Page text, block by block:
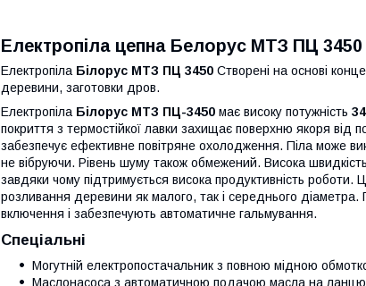
Електропіла цепна Белорус МТЗ ПЦ 3450
Електропіла Білорус МТЗ ПЦ 3450 Створені на основі
деревини, заготовки дров.
Електропіла Білорус МТЗ ПЦ-3450 має високу потужність
покриття з термостійкої лавки захищає поверхню якоря від
забезпечує ефективне повітряне охолодження. Піла може
не вібруючи. Рівень шуму також обмежений. Висока
завдяки чому підтримується висока продуктивність
розливання деревини як малого, так і середнього діаметра.
включення і забезпечують автоматичне гальмування.
Спеціальні
Могутній електропостачальник з повною мідною
Маслонасоса з автоматичною подачою масла на